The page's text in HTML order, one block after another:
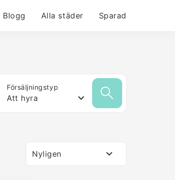
Blogg Alla städer Sparad
Försäljningstyp
Att hyra
Nyligen